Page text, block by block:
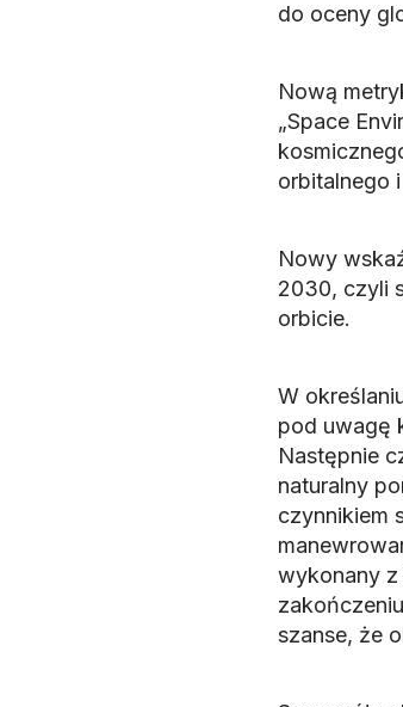
do oceny
Nową
„Space
orbitalnego
Nowy
2030, czyli
orbicie.
W
pod uwagę
Następnie
naturalny
czynnikiem
wykonany z
szanse, że